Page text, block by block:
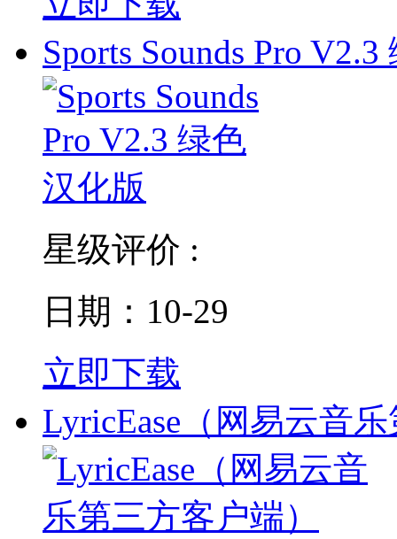
Sports Sounds Pro V2.3
星级评价 :
日期：10-29
立即下载
LyricEase（网易云音